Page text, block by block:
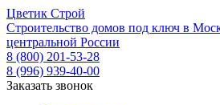
Цветик Строй
Строительство домов под ключ в
центральной России
8 (800) 201-53-28
8 (996) 939-40-00
Заказать звонок